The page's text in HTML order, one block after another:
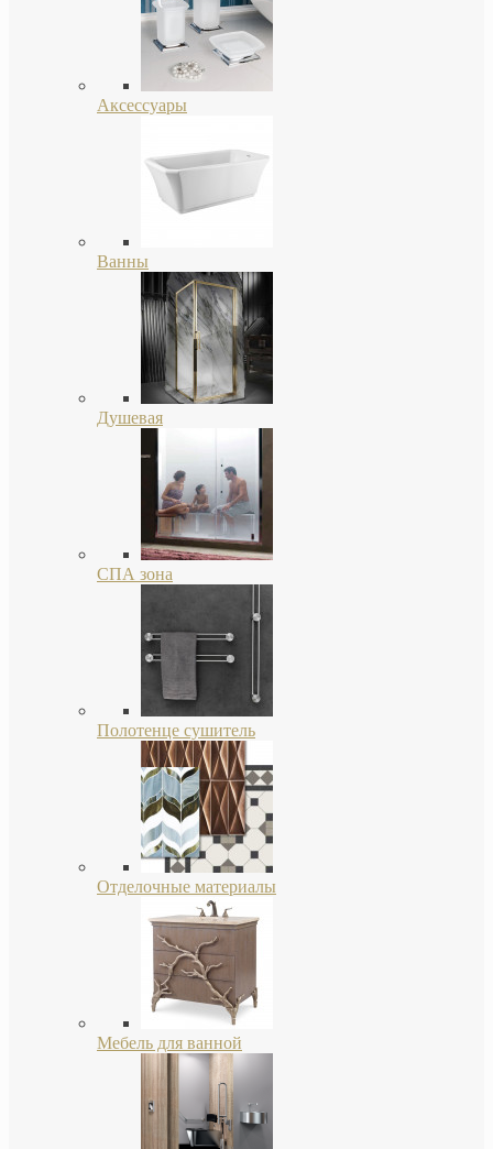
Аксессуары
Ванны
Душевая
СПА зона
Полотенце сушитель
Отделочные материалы
Мебель для ванной